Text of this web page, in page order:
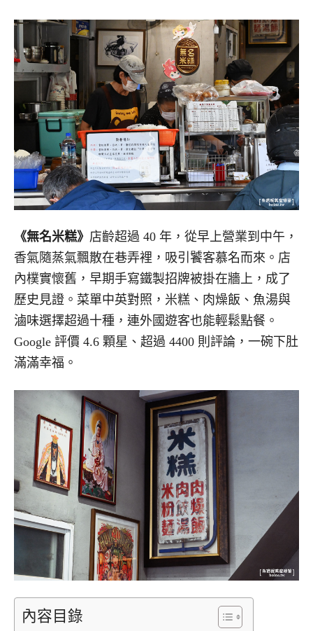
《無名米糕》 店齡超過 40 年，從早上營業到中午，
香氣隨蒸氣飄散在巷弄裡，吸引饕客慕名而來。店
內樸實懷舊，早期手寫鐵製招牌被掛在牆上，成了
歷史見證。菜單中英對照，米糕、肉燥飯、魚湯與
滷味選擇超過十種，連外國遊客也能輕鬆點餐。
Google 評價 4.6 顆星、超過 4400 則評論，一碗下肚
滿滿幸福。
內容目錄